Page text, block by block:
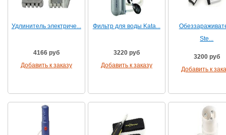
Удлинитель электриче...
4166 руб
Добавить к заказу
Фильтр для воды Kata...
3220 руб
Добавить к заказу
Ste...
3200 руб
Добавить к